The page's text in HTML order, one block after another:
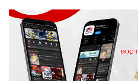
Ngược
Nữ Cường
Nữ Phụ